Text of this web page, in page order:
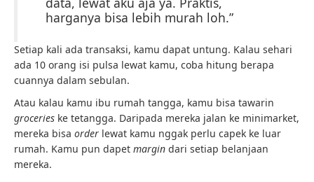
harganya bisa lebih murah loh.”
Setiap kali ada transaksi, kamu dapat untung. Kalau sehari
ada 10 orang isi pulsa lewat kamu, coba hitung berapa
cuannya dalam sebulan.
Atau kalau kamu ibu rumah tangga, kamu bisa tawarin
groceries ke tetangga. Daripada mereka jalan ke minimarket,
mereka bisa order lewat kamu nggak perlu capek ke luar
rumah. Kamu pun dapet margin dari setiap belanjaan
mereka.